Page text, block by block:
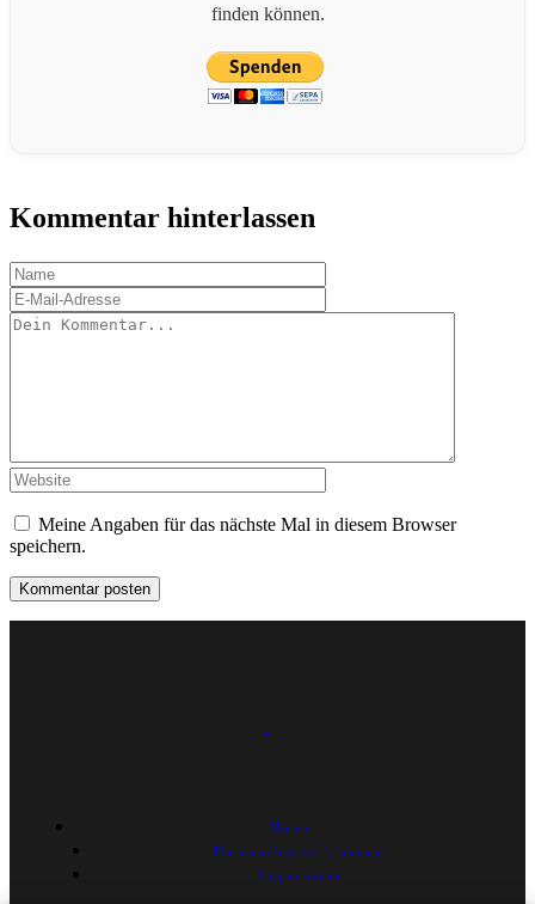
finden können.
Kommentar hinterlassen
Meine Angaben für das nächste Mal in diesem Browser
speichern.
Home
Datenschutzerklärung
Impressum